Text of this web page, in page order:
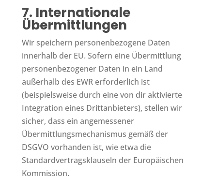
7. Internationale
Übermittlungen
Wir speichern personenbezogene Daten
innerhalb der EU. Sofern eine Übermittlung
personenbezogener Daten in ein Land
außerhalb des EWR erforderlich ist
(beispielsweise durch eine von dir aktivierte
Integration eines Drittanbieters), stellen wir
sicher, dass ein angemessener
Übermittlungsmechanismus gemäß der
DSGVO vorhanden ist, wie etwa die
Standardvertragsklauseln der Europäischen
Kommission.